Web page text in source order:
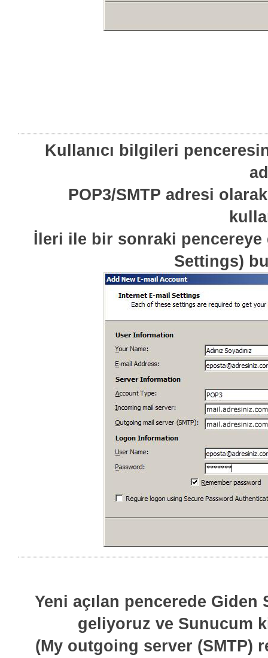
Kullanıcı bilgileri
POP3/SMTP adresi
İleri ile bir sonraki pencereye
Settings)
Yeni açılan pencerede
geliyoruz ve Sunucum
(My outgoing server (SMTP)